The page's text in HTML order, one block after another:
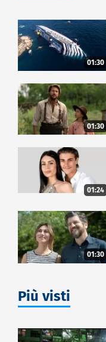
01:30
01:30
01:24
01:30
Più visti